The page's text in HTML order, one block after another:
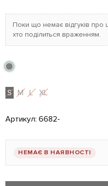
Поки що немає відгуків
хто поділиться враженням.
S M L XL
Артикул:6682-
НЕМАЄ В НАЯВНОСТІ